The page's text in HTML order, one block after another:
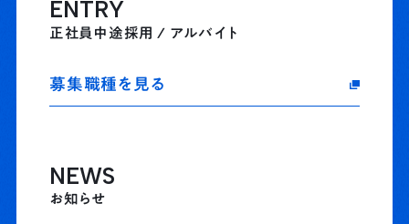
ENTRY
正社員中途採用 / アルバイト
募集職種を見る
NEWS
お知らせ